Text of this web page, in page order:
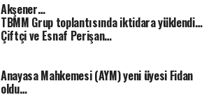
Akşener…
TBMM Grup toplantısında iktidara yüklendi…
Çiftçi ve Esnaf Perişan…
Anayasa Mahkemesi (AYM) yeni üyesi Fidan
oldu…